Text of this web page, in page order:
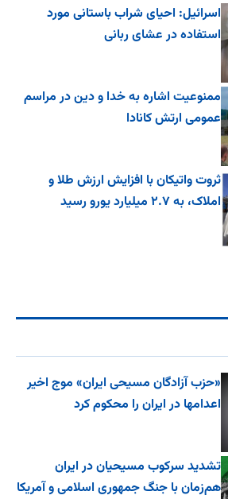
اسرائیل: احیای شراب باستانی مورد
استفاده در عشای ربانی
ممنوعیت اشاره به خدا و دین در مراسم
عمومی ارتش کانادا
ثروت واتیکان با افزایش ارزش طلا و
املاک، به ۲.۷ میلیارد یورو رسید
«حزب آزادگان مسیحی ایران» موج اخیر
اعدامها در ایران را محکوم کرد
تشدید سرکوب مسیحیان در ایران
هم‌زمان با جنگ جمهوری اسلامی و آمریکا